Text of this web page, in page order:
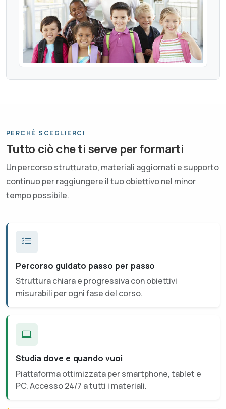
PERCHÉ SCEGLIERCI
Tutto ciò che ti serve per formarti
Un percorso strutturato, materiali aggiornati e supporto
continuo per raggiungere il tuo obiettivo nel minor
tempo possibile.
Percorso guidato passo per passo
Struttura chiara e progressiva con obiettivi
misurabili per ogni fase del corso.
Studia dove e quando vuoi
Piattaforma ottimizzata per smartphone, tablet e
PC. Accesso 24/7 a tutti i materiali.